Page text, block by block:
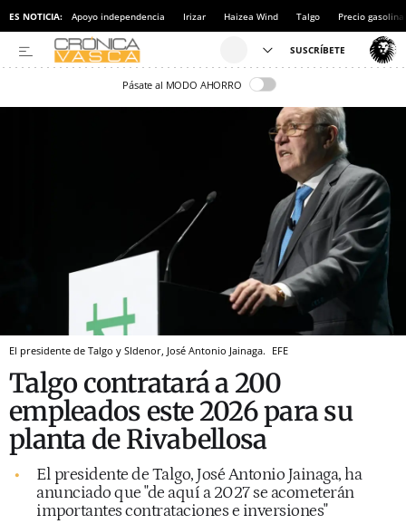
ES NOTICIA: Apoyo independencia Irizar Haizea Wind Talgo Precio gasolina
Pásate al MODO AHORRO
El presidente de Talgo y SIdenor, José Antonio Jainaga. EFE
Talgo contratará a 200
empleados este 2026 para su
planta de Rivabellosa
El presidente de Talgo, José Antonio Jainaga, ha
anunciado que "de aquí a 2027 se acometerán
importantes contrataciones e inversiones"